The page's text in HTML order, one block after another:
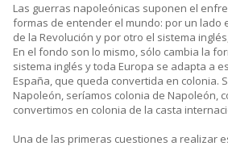
Las guerras napoleónicas suponen el
formas de entender el mundo: por un lado
de la Revolución y por otro el sistema
En el fondo son lo mismo, sólo cambia la
sistema inglés y toda Europa se adapta a
España, que queda convertida en colonia.
Napoleón, seríamos colonia de Napoleón,
convertimos en colonia de la casta
Una de las primeras cuestiones a realizar